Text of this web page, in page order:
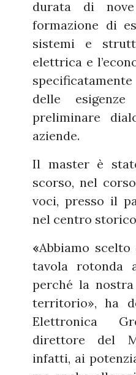
durata di
formazione di
sistemi e
elettrica e
delle
preliminare
aziende.
Il master è
scorso, nel
voci, presso il
nel centro
«Abbiamo
tavola rotonda
perché la
territorio», ha
Elettronica
direttore del
infatti, ai